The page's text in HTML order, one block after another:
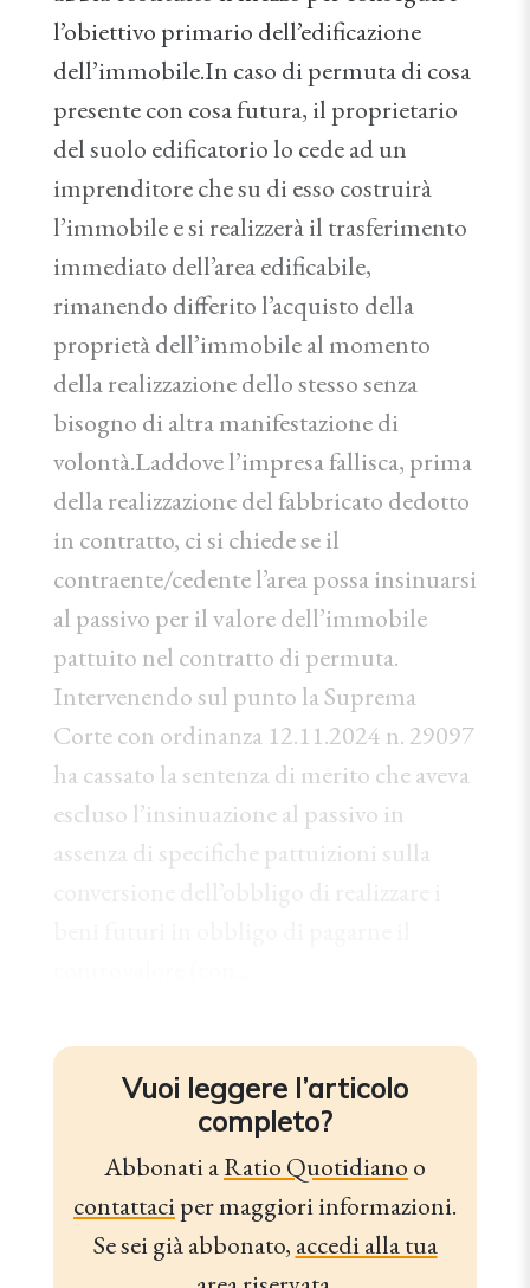
l’obiettivo primario dell’edificazione
dell’immobile.In caso di permuta di cosa
presente con cosa futura, il proprietario
del suolo edificatorio lo cede ad un
imprenditore che su di esso costruirà
l’immobile e si realizzerà il trasferimento
immediato dell’area edificabile,
rimanendo differito l’acquisto della
proprietà dell’immobile al momento
della realizzazione dello stesso senza
bisogno di altra manifestazione di
volontà.Laddove l’impresa fallisca, prima
della realizzazione del fabbricato dedotto
in contratto, ci si chiede se il
contraente/cedente l’area possa insinuarsi
al passivo per il valore dell’immobile
pattuito nel contratto di permuta.
Intervenendo sul punto la Suprema
Corte con ordinanza 12.11.2024 n. 29097
ha cassato la sentenza di merito che aveva
escluso l’insinuazione al passivo in
assenza di specifiche pattuizioni sulla
Vuoi leggere l’articolo
completo?
Abbonati aRatio Quotidiano o
contattaciper maggiori informazioni.
Se sei già abbonato, accedi alla tua